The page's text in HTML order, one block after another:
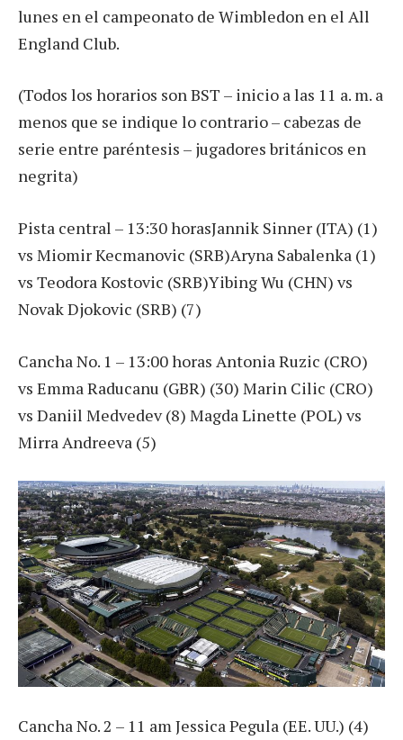
lunes en el campeonato de Wimbledon en el All
England Club.
(Todos los horarios son BST – inicio a las 11 a. m. a
menos que se indique lo contrario – cabezas de
serie entre paréntesis – jugadores británicos en
negrita)
Pista central – 13:30 horasJannik Sinner (ITA) (1)
vs Miomir Kecmanovic (SRB)Aryna Sabalenka (1)
vs Teodora Kostovic (SRB)Yibing Wu (CHN) vs
Novak Djokovic (SRB) (7)
Cancha No. 1 – 13:00 horas Antonia Ruzic (CRO)
vs Emma Raducanu (GBR) (30) Marin Cilic (CRO)
vs Daniil Medvedev (8) Magda Linette (POL) vs
Mirra Andreeva (5)
Cancha No. 2 – 11 am Jessica Pegula (EE. UU.) (4)